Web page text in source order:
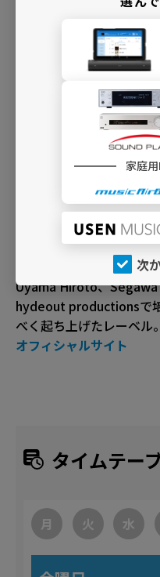
インフォメーション
Uyama Hiroto、
hydeout productionsで
べく起ち上げたレーベル。
オフィシャルサイト
タイムテー
月 火 水
家庭
次